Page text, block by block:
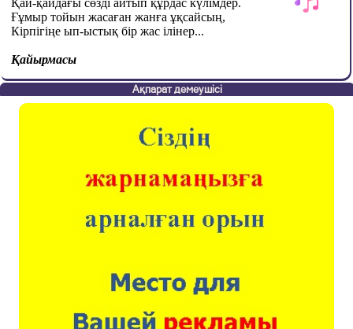
Қай-қайдағы сөзді айтып құрдас күлімдер.
Ғұмыр тойын жасаған жанға ұқсайсың,
Кірпігіңе ып-ыстық бір жас ілінер...
Қайырмасы
Ақпарат демеушісі